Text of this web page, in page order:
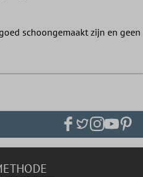
schoongemaakt zijn en geen